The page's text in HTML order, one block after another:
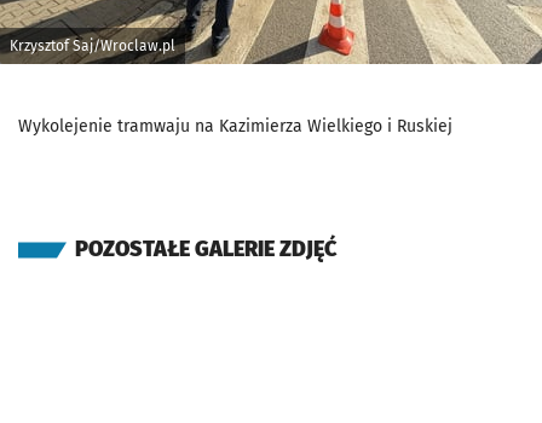
Krzysztof Saj/Wroclaw.pl
Wykolejenie tramwaju na Kazimierza Wielkiego i Ruskiej
POZOSTAŁE GALERIE ZDJĘĆ